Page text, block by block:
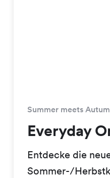
Summer meets
Everyday
Entdecke die
Sommer-/